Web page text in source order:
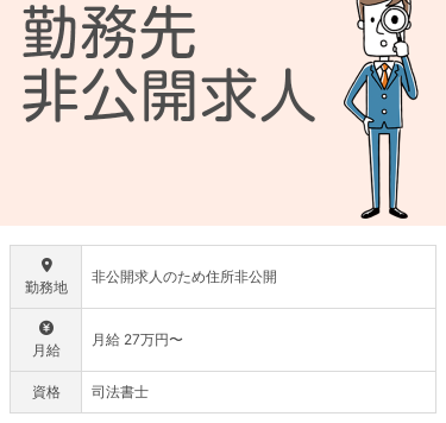
勤務地
非公開求人のため住所非公開
月給
月給 27万円〜
資格 司法書士